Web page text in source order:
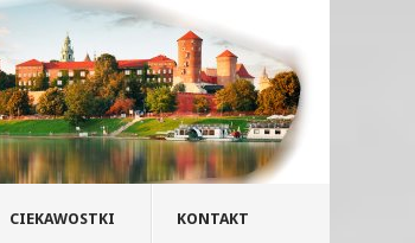
CIEKAWOSTKI KONTAKT